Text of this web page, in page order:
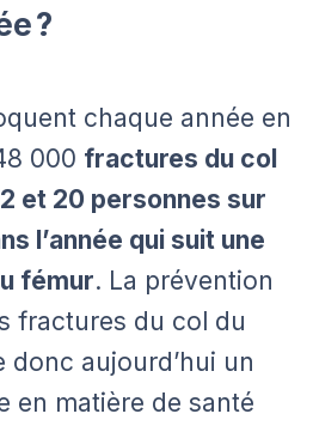
?
chaque année en
000 fractures du col
et 20 personnes sur
l’année qui suit une
fémur. La prévention
fractures du col du
donc aujourd’hui un
en matière de santé